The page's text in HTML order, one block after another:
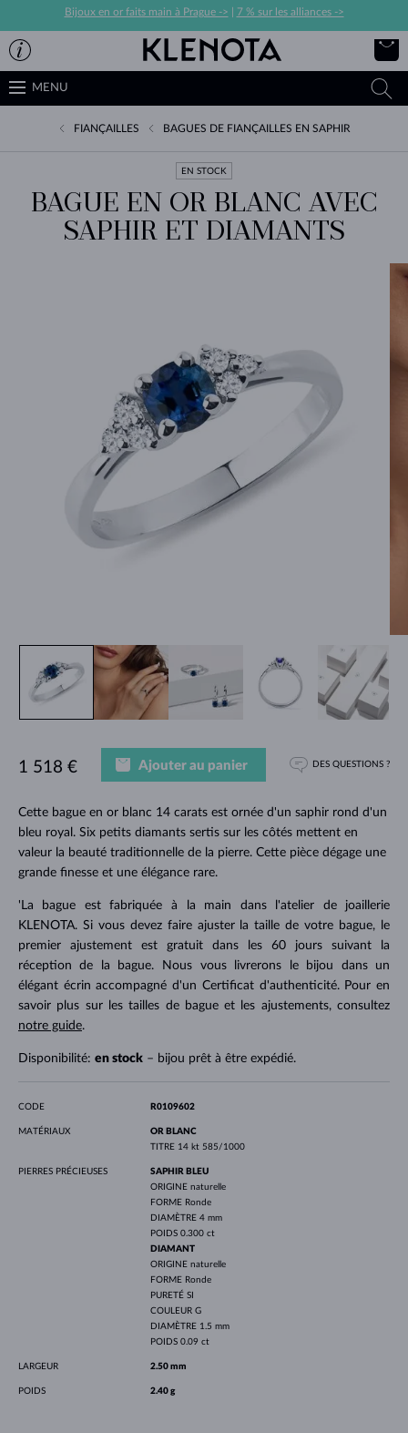
Bijoux en or faits main à Prague -> 7 % sur les alliances ->
MENU
FIANÇAILLES BAGUES DE FIANÇAILLES EN SAPHIR
EN STOCK
BAGUE EN OR BLANC AVEC
SAPHIR ET DIAMANTS
Cette bague en or blanc 14 carats est ornée d'un saphir rond d'un
bleu royal. Six petits diamants sertis sur les côtés mettent en
valeur la beauté traditionnelle de la pierre. Cette pièce dégage une
grande finesse et une élégance rare.
'La bague est fabriquée à la main dans l'atelier de joaillerie
KLENOTA. Si vous devez faire ajuster la taille de votre bague, le
premier ajustement est gratuit dans les 60 jours suivant la
réception de la bague. Nous vous livrerons le bijou dans un
élégant écrin accompagné d'un Certificat d'authenticité. Pour en
savoir plus sur les tailles de bague et les ajustements, consultez
notre guide.
Disponibilité: en stock– bijou prêt à être expédié.
1 518 € Ajouter au panier DES QUESTIONS ?
CODE R0109602
MATÉRIAUX
OR BLANC
TITRE 14 kt 585/1000
PIERRES PRÉCIEUSES
SAPHIR BLEU
ORIGINE naturelle
FORME Ronde
DIAMÈTRE 4 mm
POIDS 0.300 ct
DIAMANT
ORIGINE naturelle
FORME Ronde
PURETÉ SI
COULEUR G
DIAMÈTRE 1.5 mm
POIDS 0.09 ct
LARGEUR 2.50 mm
POIDS 2.40 g